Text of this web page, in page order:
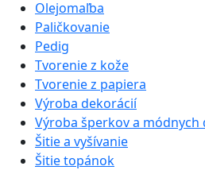
Olejomaľba
Paličkovanie
Pedig
Tvorenie z kože
Tvorenie z papiera
Výroba dekorácií
Výroba šperkov a módnych
Šitie a vyšívanie
Šitie topánok